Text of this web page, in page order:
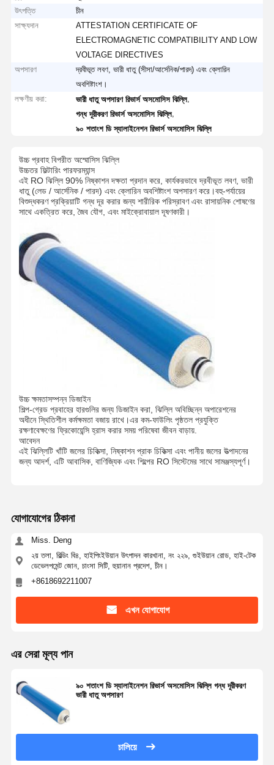
উৎপত্তি
চীন
সাক্ষ্যদান
ATTESTATION CERTIFICATE OF
ELECTROMAGNETIC COMPATIBILITY AND LOW
VOLTAGE DIRECTIVES
অপসারণ
দ্রবীভূত লবণ, ভারী ধাতু (সীসা/আর্সেনিক/পারদ) এবং ক্লোরিন
অবশিষ্টাংশ।
লক্ষণীয় করা:
ভারী ধাতু অপসারণ রিভার্স অসমোসিস ঝিল্লি,
গন্ধ দূরীকরণ রিভার্স অসমোসিস ঝিল্লি,
৯০ শতাংশ ডি স্যালাইনেশন রিভার্স অসমোসিস ঝিল্লি
উচ্চ প্রবাহ বিপরীত অস্মোসিস ঝিল্লি
উচ্চতর ফিল্টারিং পারফরম্যান্স
এই RO ঝিল্লি 90% নিষ্কাশন দক্ষতা প্রদান করে, কার্যকরভাবে দ্রবীভূত লবণ, ভারী
ধাতু (লেড / আর্সেনিক / পারদ) এবং ক্লোরিন অবশিষ্টাংশ অপসারণ করে।বহু-পর্যায়ের
বিশুদ্ধকরণ প্রক্রিয়াটি গন্ধ দূর করার জন্য শারীরিক পরিস্রাবণ এবং রাসায়নিক শোষণের
সাথে একত্রিত করে, জৈব যৌগ, এবং মাইক্রোবায়াল দূষণকারী।
উচ্চ ক্ষমতাসম্পন্ন ডিজাইন
শিল্প-গ্রেড প্রবাহের হারগুলির জন্য ডিজাইন করা, ঝিল্লি অবিচ্ছিন্ন অপারেশনের
অধীনে স্থিতিশীল কর্মক্ষমতা বজায় রাখে।এর কম-ফাউলিং পৃষ্ঠতল প্রযুক্তি
রক্ষণাবেক্ষণের ফ্রিকোয়েন্সি হ্রাস করার সময় পরিষেবা জীবন বাড়ায়.
আবেদন
এই ঝিল্লিটি খাঁটি জলের চিকিত্সা, নিষ্কাশন প্রাক চিকিত্সা এবং পানীয় জলের উত্পাদনের
জন্য আদর্শ, এটি আবাসিক, বাণিজ্যিক এবং শিল্পের RO সিস্টেমের সাথে সামঞ্জস্যপূর্ণ।
যোগাযোগের ঠিকানা
Miss. Deng
২য় তলা, বিল্ডিং বি৪, হাইপিংইউয়ান উৎপাদন কারখানা, নং ২২৯, গুইউয়ান রোড, হাই-টেক
ডেভেলপমেন্ট জোন, চাংসা সিটি, হুয়ানান প্রদেশ, চীন।
+8618692211007
এখন যোগাযোগ
এর সেরা মূল্য পান
৯০ শতাংশ ডি স্যালাইনেশন রিভার্স অসমোসিস ঝিল্লি গন্ধ দূরীকরণ
ভারী ধাতু অপসারণ
চালিয়ে